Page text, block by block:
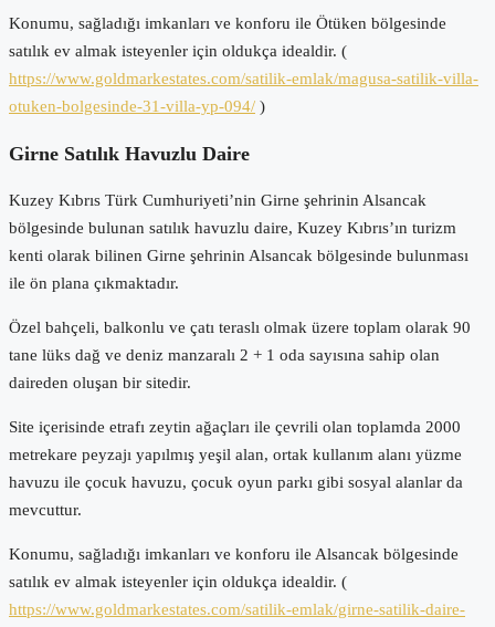
Konumu, sağladığı imkanları ve konforu ile Ötüken bölgesinde
satılık ev almak isteyenler için oldukça idealdir. (
https://www.goldmarkestates.com/satilik-emlak/magusa-satilik-villa-
otuken-bolgesinde-31-villa-yp-094/ )
Girne Satılık Havuzlu Daire
Kuzey Kıbrıs Türk Cumhuriyeti’nin Girne şehrinin Alsancak
bölgesinde bulunan satılık havuzlu daire, Kuzey Kıbrıs’ın turizm
kenti olarak bilinen Girne şehrinin Alsancak bölgesinde bulunması
ile ön plana çıkmaktadır.
Özel bahçeli, balkonlu ve çatı teraslı olmak üzere toplam olarak 90
tane lüks dağ ve deniz manzaralı 2 + 1 oda sayısına sahip olan
daireden oluşan bir sitedir.
Site içerisinde etrafı zeytin ağaçları ile çevrili olan toplamda 2000
metrekare peyzajı yapılmış yeşil alan, ortak kullanım alanı yüzme
havuzu ile çocuk havuzu, çocuk oyun parkı gibi sosyal alanlar da
mevcuttur.
Konumu, sağladığı imkanları ve konforu ile Alsancak bölgesinde
satılık ev almak isteyenler için oldukça idealdir. (
https://www.goldmarkestates.com/satilik-emlak/girne-satilik-daire-